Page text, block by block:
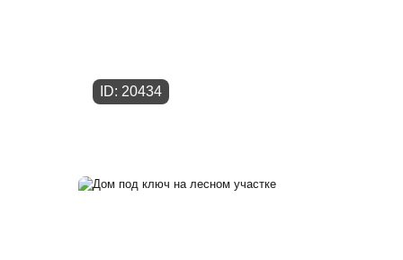
ID: 20434